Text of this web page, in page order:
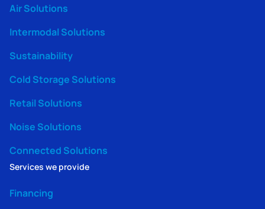
Air Solutions
Intermodal Solutions
Sustainability
Cold Storage Solutions
Retail Solutions
Noise Solutions
Connected Solutions
Services we provide
Financing